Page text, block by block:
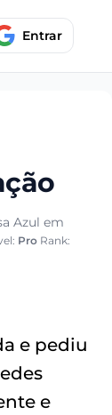
Entrar
Azul em
Pro Rank:
e pediu
e